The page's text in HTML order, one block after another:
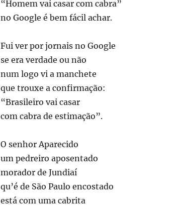
“Homem vai casar com cabra”
no Google é bem fácil achar.
Fui ver por jornais no Google
se era verdade ou não
num logo vi a manchete
que trouxe a confirmação:
“Brasileiro vai casar
com cabra de estimação”.
O senhor Aparecido
um pedreiro aposentado
morador de Jundiaí
qu’é de São Paulo encostado
está com uma cabrita